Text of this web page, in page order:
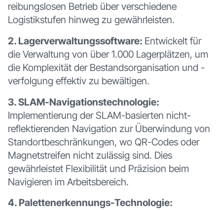
reibungslosen Betrieb über verschiedene
Logistikstufen hinweg zu gewährleisten.
2. Lagerverwaltungssoftware: Entwickelt für
die Verwaltung von über 1.000 Lagerplätzen, um
die Komplexität der Bestandsorganisation und -
verfolgung effektiv zu bewältigen.
3. SLAM-Navigationstechnologie:
Implementierung der SLAM-basierten nicht-
reflektierenden Navigation zur Überwindung von
Standortbeschränkungen, wo QR-Codes oder
Magnetstreifen nicht zulässig sind. Dies
gewährleistet Flexibilität und Präzision beim
Navigieren im Arbeitsbereich.
4. Palettenerkennungs-Technologie: